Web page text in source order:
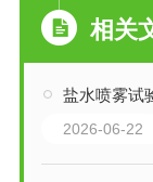
相关
盐水喷雾试验
2026-06-22